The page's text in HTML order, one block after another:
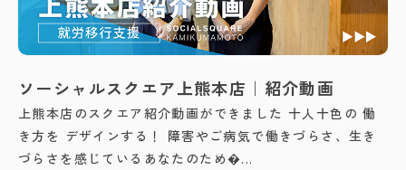
ソーシャルスクエア上熊本店｜紹介動画
上熊本店のスクエア紹介動画ができました 十人十色の 働
き方を デザインする！ 障害やご病気で働きづらさ、生き
づらさを感じているあなたのため�...